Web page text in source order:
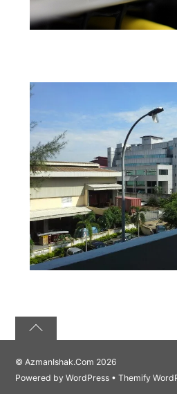
©AzmanIshak.Com 2026
Powered byWordPress •Themify